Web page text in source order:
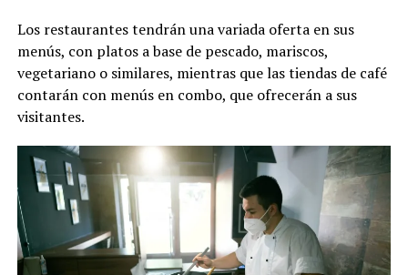
Los restaurantes tendrán una variada oferta en sus
menús, con platos a base de pescado, mariscos,
vegetariano o similares, mientras que las tiendas de café
contarán con menús en combo, que ofrecerán a sus
visitantes.